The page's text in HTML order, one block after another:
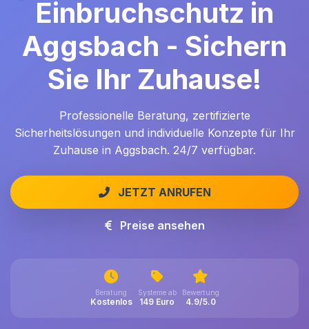
Einbruchschutz in
Aggsbach - Sichern
Sie Ihr Zuhause!
Professionelle Beratung, zertifizierte
Sicherheitslösungen und individuelle Konzepte für Ihr
Zuhause in Aggsbach. 24/7 verfügbar.
JETZT ANRUFEN
Preise ansehen
Beratung
Kostenlos
Systeme ab
149 Euro
Bewertung
4.9/5.0